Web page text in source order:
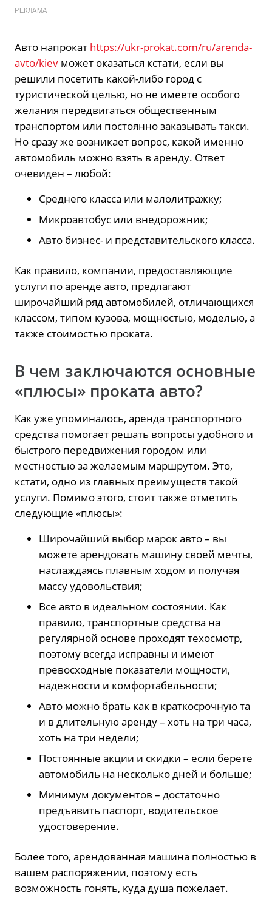
РЕКЛАМА
Авто напрокат https://ukr-prokat.com/ru/arenda-
avto/kiev может оказаться кстати, если вы
решили посетить какой-либо город с
туристической целью, но не имеете особого
желания передвигаться общественным
транспортом или постоянно заказывать такси.
Но сразу же возникает вопрос, какой именно
автомобиль можно взять в аренду. Ответ
очевиден – любой:
Среднего класса или малолитражку;
Микроавтобус или внедорожник;
Авто бизнес- и представительского класса.
Как правило, компании, предоставляющие
услуги по аренде авто, предлагают
широчайший ряд автомобилей, отличающихся
классом, типом кузова, мощностью, моделью, а
также стоимостью проката.
В чем заключаются основные
«плюсы» проката авто?
Как уже упоминалось, аренда транспортного
средства помогает решать вопросы удобного и
быстрого передвижения городом или
местностью за желаемым маршрутом. Это,
кстати, одно из главных преимуществ такой
услуги. Помимо этого, стоит также отметить
следующие «плюсы»:
Широчайший выбор марок авто – вы
можете арендовать машину своей мечты,
наслаждаясь плавным ходом и получая
массу удовольствия;
Все авто в идеальном состоянии. Как
правило, транспортные средства на
регулярной основе проходят техосмотр,
поэтому всегда исправны и имеют
превосходные показатели мощности,
надежности и комфортабельности;
Авто можно брать как в краткосрочную та
и в длительную аренду – хоть на три часа,
хоть на три недели;
Постоянные акции и скидки – если берете
автомобиль на несколько дней и больше;
Минимум документов – достаточно
предъявить паспорт, водительское
удостоверение.
Более того, арендованная машина полностью в
вашем распоряжении, поэтому есть
возможность гонять, куда душа пожелает.